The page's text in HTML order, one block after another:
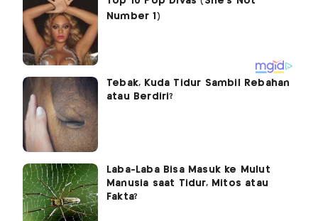
Tebak, Kuda Tidur Sambil Rebahan
atau Berdiri?
Laba-Laba Bisa Masuk ke Mulut
Manusia saat Tidur, Mitos atau
Fakta?